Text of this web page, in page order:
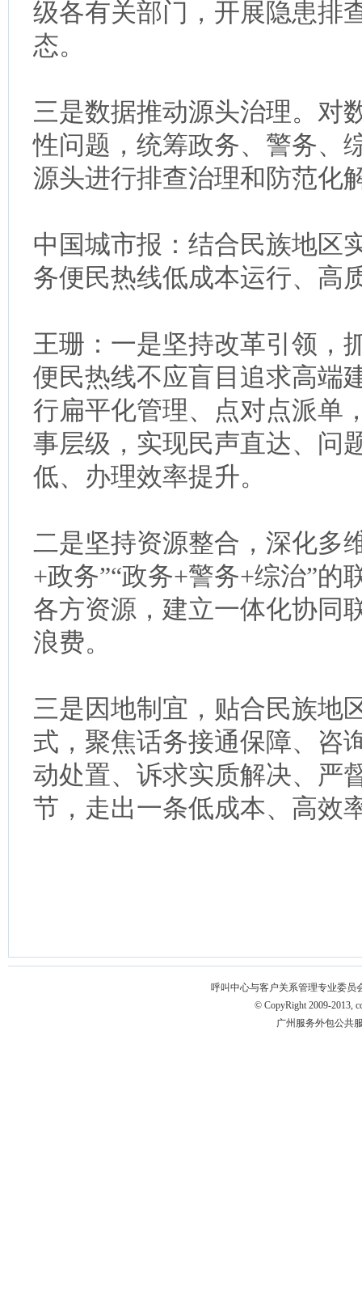
级各有关部门，开展隐患排
态。
三是数据推动源头治理。对
性问题，统筹政务、警务、
源头进行排查治理和防范化
中国城市报：结合民族地区
务便民热线低成本运行、高
王珊：一是坚持改革引领，
便民热线不应盲目追求高端
行扁平化管理、点对点派单
事层级，实现民声直达、问
低、办理效率提升。
二是坚持资源整合，深化多
+政务”“政务+警务+综治”
各方资源，建立一体化协同
浪费。
三是因地制宜，贴合民族地
式，聚焦话务接通保障、咨
动处置、诉求实质解决、严
节，走出一条低成本、高效
呼叫中心与客户关系管理专业委员
© CopyRight 2009-2013,
广州服务外包公共